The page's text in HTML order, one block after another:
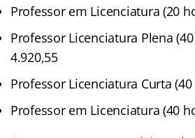
Professor em Licenciatura (20
Professor Licenciatura Plena
4.920,55
Professor Licenciatura Curta
Professor em Licenciatura (40